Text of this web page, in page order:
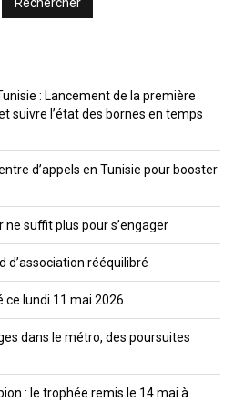
: Lancement de la première
suivre l’état des bornes en temps
d’appels en Tunisie pour booster
ne suffit plus pour s’engager
d’association rééquilibré
ce lundi 11 mai 2026
dans le métro, des poursuites
: le trophée remis le 14 mai à